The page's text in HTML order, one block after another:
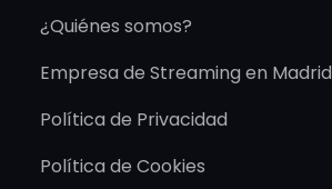
¿Quiénes somos?
Empresa de Streaming en Madrid
Política de Privacidad
Política de Cookies